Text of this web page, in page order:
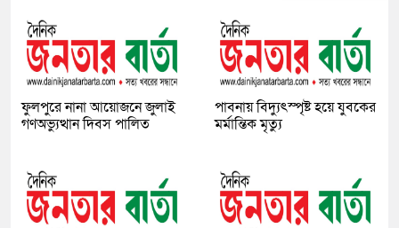
ফুলপুরে নানা আয়োজনে জুলাই
গণঅভ্যুত্থান দিবস পালিত
পাবনায় বিদ্যুৎস্পৃষ্ট হয়ে যুব‌কের
মর্মান্তিক মৃত্যু